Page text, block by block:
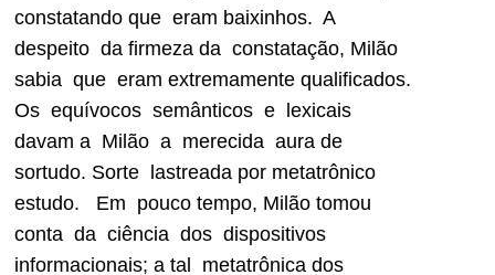
constatando que eram baixinhos. A
despeito da firmeza da constatação, Milão
sabia que eram extremamente qualificados.
Os equívocos semânticos e lexicais
davam a Milão a merecida aura de
sortudo. Sorte lastreada por metatrônico
estudo. Em pouco tempo, Milão tomou
conta da ciência dos dispositivos
informacionais; a tal metatrônica dos